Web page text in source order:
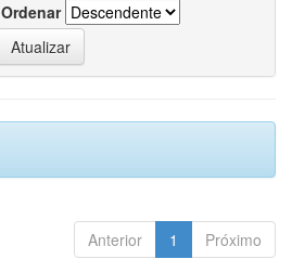
Ordenar
Anterior 1 Próximo